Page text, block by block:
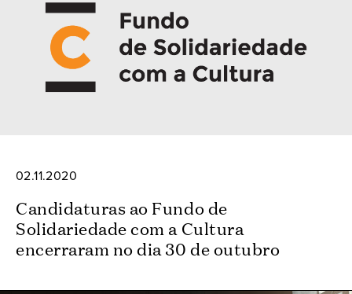
02.11.2020
Candidaturas ao Fundo de
Solidariedade com a Cultura
encerraram no dia 30 de outubro